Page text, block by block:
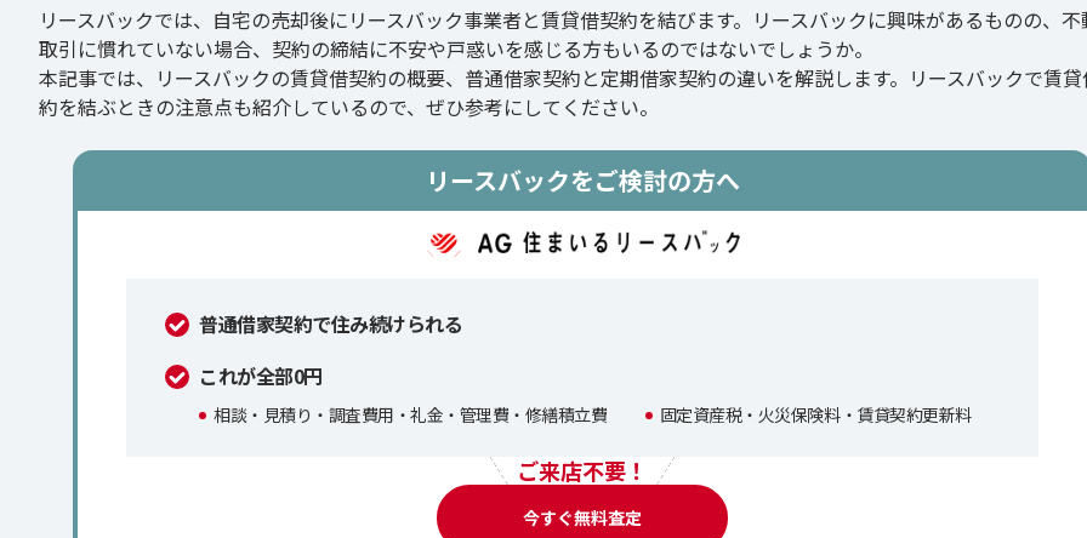
リースバックでは、自宅の売却後にリースバック事業者と賃貸借契約を結びます。リースバックに興味があるものの、不
取引に慣れていない場合、契約の締結に不安や戸惑いを感じる方もいるのではないでしょうか。
本記事では、リースバックの賃貸借契約の概要、普通借家契約と定期借家契約の違いを解説します。リースバックで賃
約を結ぶときの注意点も紹介しているので、ぜひ参考にしてください。
リースバックをご検討の方へ
普通借家契約で住み続けられる
これが全部0円
相談・見積り・調査費用・礼金・管理費・修繕積立費 固定資産税・火災保険料・賃貸契約更新料
ご来店不要！
今すぐ無料査定